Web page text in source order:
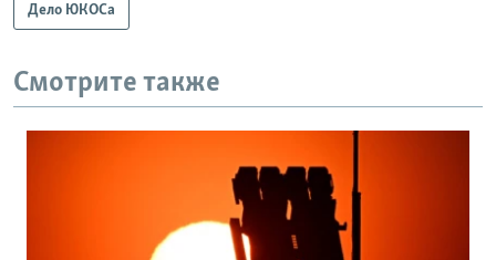
Дело ЮКОСа
Смотрите также